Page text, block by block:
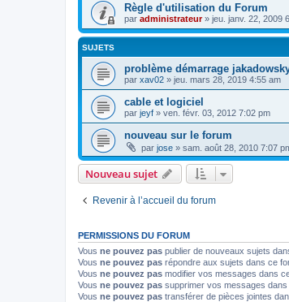
Règle d'utilisation du Forum
par administrateur» jeu. janv. 22, 2009
SUJETS
problème démarrage
par xav02 » jeu. mars 28, 2019 4:55 am
cable et logiciel
par jeyf » ven. févr. 03, 2012 7:02 pm
nouveau sur le forum
par jose » sam. août 28, 2010 7:07
Nouveau sujet
Revenir à l’accueil du forum
PERMISSIONS DU FORUM
Vous ne pouvez pas publier de nouveaux sujets
Vous ne pouvez pas répondre aux sujets dans ce
Vous ne pouvez pas modifier vos messages dans
Vous ne pouvez pas supprimer vos messages
Vous ne pouvez pas transférer de pièces jointes